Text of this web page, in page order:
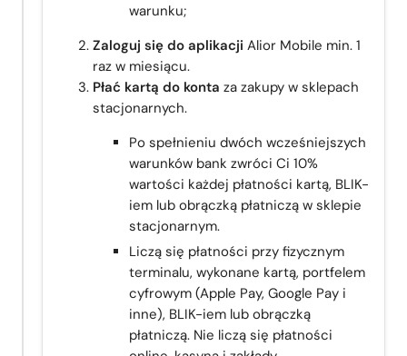
warunku;
Zaloguj się do aplikacji Alior Mobile min. 1
raz w miesiącu.
Płać kartą do konta za zakupy w sklepach
stacjonarnych.
Po spełnieniu dwóch wcześniejszych
warunków bank zwróci Ci 10%
wartości każdej płatności kartą, BLIK-
iem lub obrączką płatniczą w sklepie
stacjonarnym.
Liczą się płatności przy fizycznym
terminalu, wykonane kartą, portfelem
cyfrowym (Apple Pay, Google Pay i
inne), BLIK-iem lub obrączką
płatniczą. Nie liczą się płatności